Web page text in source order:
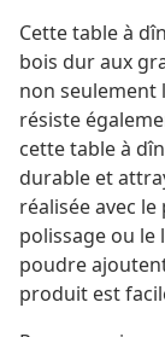
Cette table à
bois dur aux
non seulement
résiste
cette table à
durable et
réalisée avec
polissage ou le
poudre
produit est